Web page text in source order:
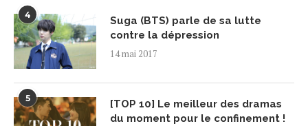
4
Suga (BTS) parle de sa lutte
contre la dépression
14 mai 2017
5
[TOP 10] Le meilleur des dramas
du moment pour le confinement !